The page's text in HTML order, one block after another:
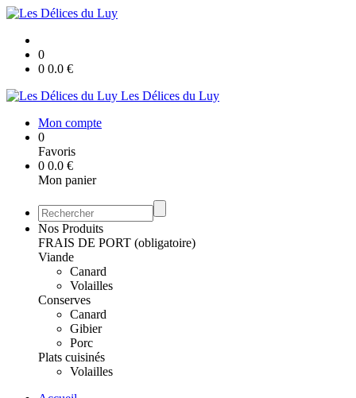
0
0 0.0 €
Les Délices du Luy
Mon compte
0
Favoris
0 0.0 €
Mon panier
Nos Produits
FRAIS DE PORT (obligatoire)
Viande
Canard
Volailles
Conserves
Canard
Gibier
Porc
Plats cuisinés
Volailles